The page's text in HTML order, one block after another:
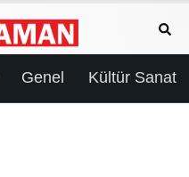
Genel Kültür Sanat